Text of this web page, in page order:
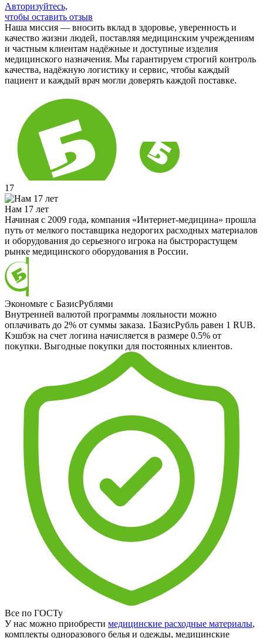
Авторизуйтесь,
чтобы оставить отзыв
Наша миссия — вносить вклад в здоровье, уверенность и
качество жизни людей, поставляя медицинским учреждениям
и частным клиентам надёжные и доступные изделия
медицинского назначения. Мы гарантируем строгий контроль
качества, надёжную логистику и сервис, чтобы каждый
пациент и каждый врач могли доверять каждой поставке.
17
Нам 17 лет
Начиная с 2009 года, компания «Интернет-медицина» прошла
путь от мелкого поставщика недорогих расходных материалов
и оборудования до серьезного игрока на быстрорастущем
рынке медицинского оборудования в России.
Экономьте с БазисРублями
Внутренней валютой программы лояльности можно
оплачивать до 2% от суммы заказа. 1БазисРубль равен 1 RUB.
Кэшбэк на счет логина начисляется в размере 0.5% от
покупки. Выгодные покупки для постоянных клиентов.
Все по ГОСТу
У нас можно приобрести медицинские расходные материалы,
комплекты одноразового белья и одежды, медицинские